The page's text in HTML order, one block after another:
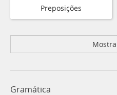
Preposições
Gramática